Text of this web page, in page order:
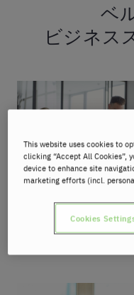
ベ
ビジネス
うことで、知ってい
This website uses cookies to
clicking “Accept All Cookies”,
device to enhance site
marketing efforts (incl.
Cookies